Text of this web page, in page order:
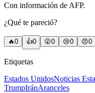
Con información de AFP.
¿Qué te pareció?
🔥0 👍0 😲0 😢0 😠0
Etiquetas
Estados UnidosNoticias
TrumpIránAranceles